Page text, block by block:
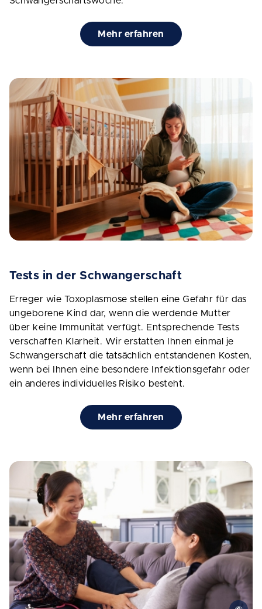
Mehr erfahren
Tests in der Schwangerschaft
Erreger wie Toxoplasmose stellen eine Gefahr für das
ungeborene Kind dar, wenn die werdende Mutter
über keine Immunität verfügt. Entsprechende Tests
verschaffen Klarheit. Wir erstatten Ihnen einmal je
Schwangerschaft die tatsächlich entstandenen Kosten,
wenn bei Ihnen eine besondere Infektionsgefahr oder
ein anderes individuelles Risiko besteht.
Mehr erfahren